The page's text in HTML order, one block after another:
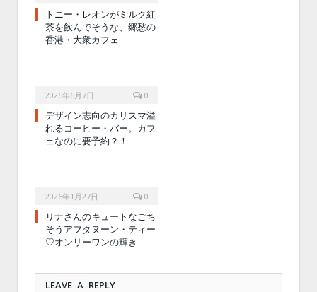
トニー・レオンがミルク紅
茶を飲んでそうな、郷愁の
香港・大衆カフェ
2026年6月7日 0
デザイン志向のカリスマ溢
れるコーヒー・バー。カフ
ェなのに要予約？！
2026年1月27日 0
リナさんのキュートなごち
そうアフタヌーン・ティー
♡オンリーワンの輝き
LEAVE A REPLY